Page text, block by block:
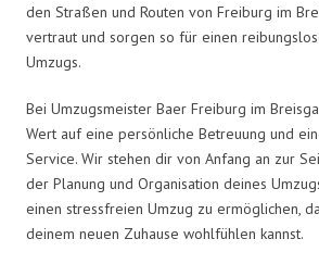
den Straßen und Routen von Freiburg im
vertraut und sorgen so für einen
Umzugs.
Bei Umzugsmeister Baer Freiburg im
Wert auf eine persönliche Betreuung und
Service. Wir stehen dir von Anfang an zur
der Planung und Organisation deines
einen stressfreien Umzug zu ermöglichen,
deinem neuen Zuhause wohlfühlen kannst.